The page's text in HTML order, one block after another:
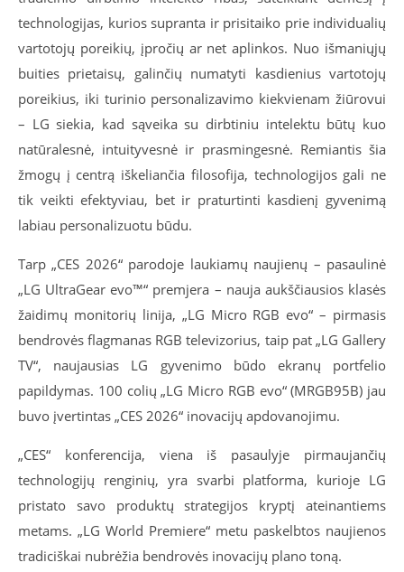
technologijas, kurios supranta ir prisitaiko prie individualių
vartotojų poreikių, įpročių ar net aplinkos. Nuo išmaniųjų
buities prietaisų, galinčių numatyti kasdienius vartotojų
poreikius, iki turinio personalizavimo kiekvienam žiūrovui
– LG siekia, kad sąveika su dirbtiniu intelektu būtų kuo
natūralesnė, intuityvesnė ir prasmingesnė. Remiantis šia
žmogų į centrą iškeliančia filosofija, technologijos gali ne
tik veikti efektyviau, bet ir praturtinti kasdienį gyvenimą
labiau personalizuotu būdu.
Tarp „CES 2026“ parodoje laukiamų naujienų – pasaulinė
„LG UltraGear evo™“ premjera – nauja aukščiausios klasės
žaidimų monitorių linija, „LG Micro RGB evo“ – pirmasis
bendrovės flagmanas RGB televizorius, taip pat „LG Gallery
TV“, naujausias LG gyvenimo būdo ekranų portfelio
papildymas. 100 colių „LG Micro RGB evo“ (MRGB95B) jau
buvo įvertintas „CES 2026“ inovacijų apdovanojimu.
„CES“ konferencija, viena iš pasaulyje pirmaujančių
technologijų renginių, yra svarbi platforma, kurioje LG
pristato savo produktų strategijos kryptį ateinantiems
metams. „LG World Premiere“ metu paskelbtos naujienos
tradiciškai nubrėžia bendrovės inovacijų plano toną.